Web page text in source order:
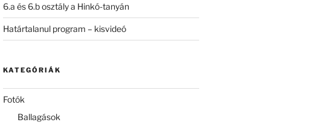
6.a és 6.b osztály a Hinkó-tanyán
Határtalanul program – kisvideó
KATEGÓRIÁK
Fotók
Ballagások